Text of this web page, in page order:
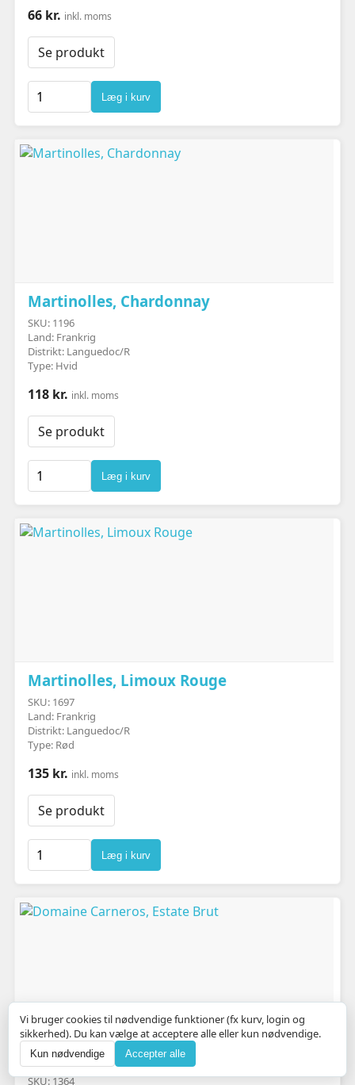
66 kr. inkl. moms
Se produkt
Læg i kurv
Martinolles, Chardonnay
SKU: 1196
Land: Frankrig
Distrikt: Languedoc/R
Type: Hvid
118 kr. inkl. moms
Se produkt
Læg i kurv
Martinolles, Limoux Rouge
SKU: 1697
Land: Frankrig
Distrikt: Languedoc/R
Type: Rød
135 kr. inkl. moms
Se produkt
Læg i kurv
Domaine Carneros, Estate Brut
SKU: 1364
Vi bruger cookies til nødvendige funktioner (fx kurv, login og
sikkerhed). Du kan vælge at acceptere alle eller kun nødvendige.
Kun nødvendige Accepter alle